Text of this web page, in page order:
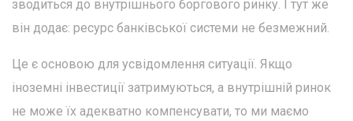
зводиться до внутрішнього боргового ринку. І тут же
він додає: ресурс банківської системи не безмежний.
Це є основою для усвідомлення ситуації. Якщо
іноземні інвестиції затримуються, а внутрішній ринок
не може їх адекватно компенсувати, то ми маємо